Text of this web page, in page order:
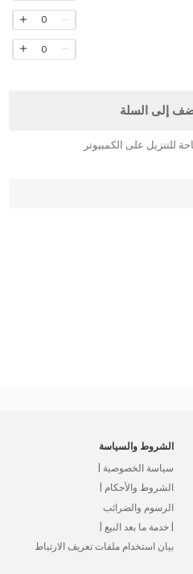
0
0
إلى السلة
للتنزيل على الكمبيوتر
الشروط والسياسة
سياسة الخصوصية |
الشروط والأحكام |
الرسوم والضرائب
| خدمة ما بعد البيع |
بيان استخدام ملفات تعريف الارتباط